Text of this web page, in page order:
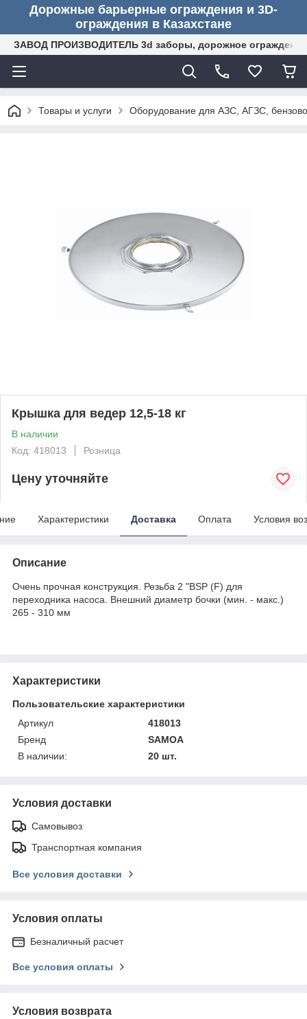
Дорожные барьерные ограждения и 3D-
ограждения в Казахстане
ЗАВОД ПРОИЗВОДИТЕЛЬ 3d заборы, дорожное ограждение
Товары и услуги Оборудование для АЗС, АГЗС,
Крышка для ведер 12,5-18 кг
В наличии
Код: 418013
Розница
Цену уточняйте
Характеристики Доставка Оплата Условия
Описание
Очень прочная конструкция. Резьба 2 "BSP (F) для
переходника насоса. Внешний диаметр бочки (мин. - макс.)
265 - 310 мм
Характеристики
Пользовательские характеристики
Артикул
418013
Бренд
SAMOA
В наличии:
20 шт.
Условия доставки
Самовывоз
Транспортная компания
Все условия доставки
Условия оплаты
Безналичный расчет
Все условия оплаты
Условия возврата